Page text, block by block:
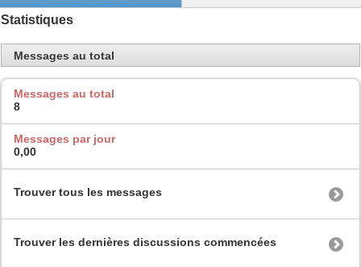
Statistiques
Messages au total
Messages au total
8
Messages par jour
0,00
Trouver tous les messages
Trouver les dernières discussions commencées